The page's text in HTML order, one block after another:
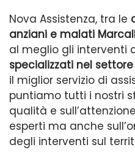
Nova Assistenza, tra le
anziani e malati
al meglio gli interventi
specializzati nel
il miglior servizio di
puntiamo tutti i nostri
qualità e
esperti ma anche
degli interventi sul